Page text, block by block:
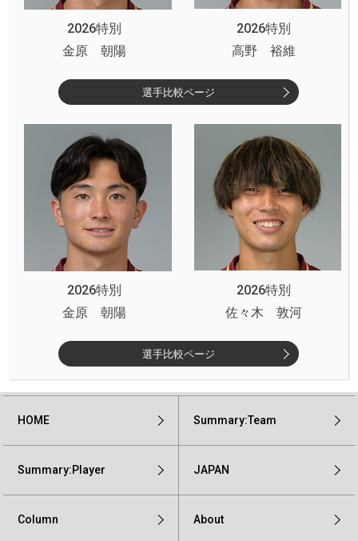
2026特別
2026特別
金原 朝陽
高野 裕維
選手比較ページ
2026特別
2026特別
金原 朝陽
佐々木 敦河
選手比較ページ
HOME Summary:Team
Summary:Player JAPAN
Column About